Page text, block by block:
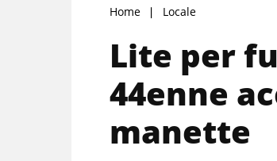
Home Locale
Lite per
44enne
manette